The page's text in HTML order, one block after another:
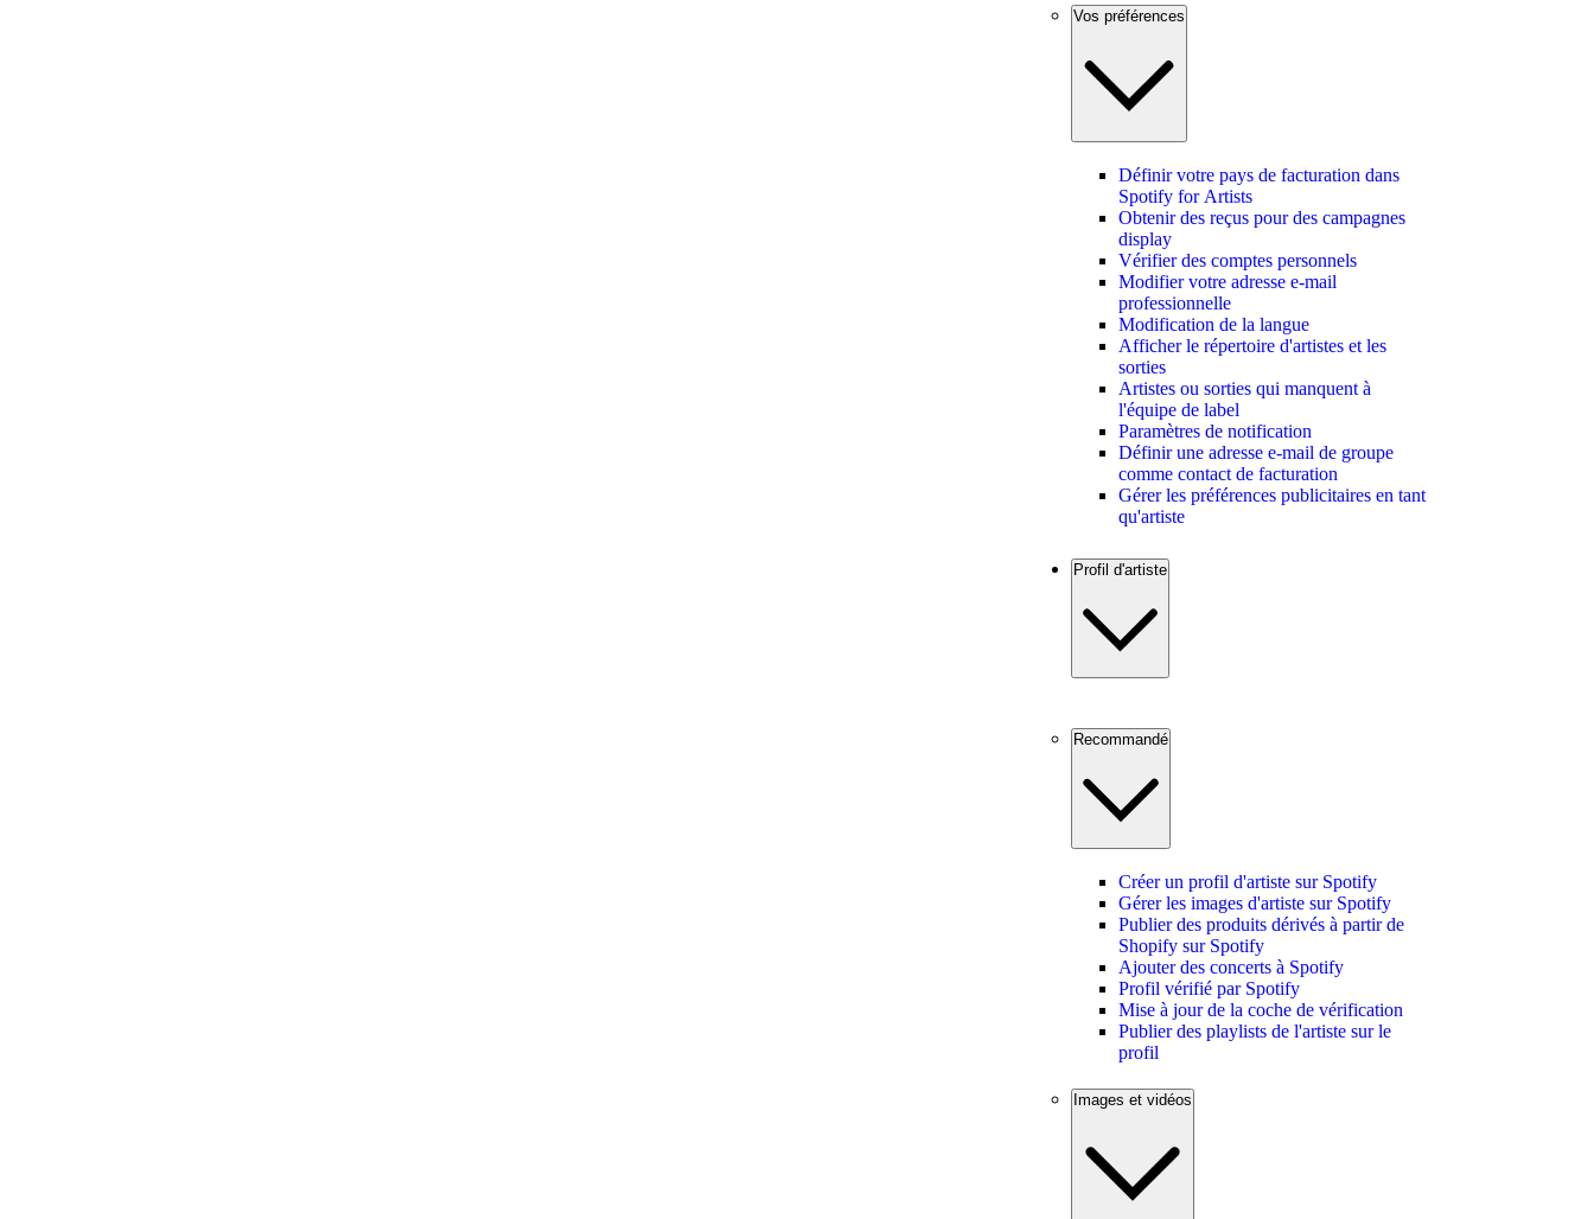
Vos préférences
Définir votre pays de facturation dans
Spotify for Artists
Obtenir des reçus pour des campagnes
display
Vérifier des comptes personnels
Modifier votre adresse e-mail
professionnelle
Modification de la langue
Afficher le répertoire d'artistes et les
sorties
Artistes ou sorties qui manquent à
l'équipe de label
Paramètres de notification
Définir une adresse e-mail de groupe
comme contact de facturation
Gérer les préférences publicitaires en tant
qu'artiste
Profil d'artiste
Recommandé
Créer un profil d'artiste sur Spotify
Gérer les images d'artiste sur Spotify
Publier des produits dérivés à partir de
Shopify sur Spotify
Ajouter des concerts à Spotify
Profil vérifié par Spotify
Mise à jour de la coche de vérification
Publier des playlists de l'artiste sur le
profil
Images et vidéos